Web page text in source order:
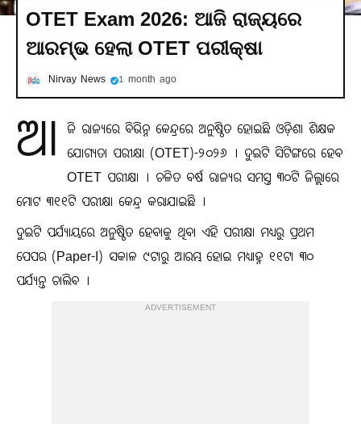
OTET Exam 2026: ଆଜି ରାଜ୍ୟରେ
ଆରମ୍ଭ ହେଲା OTET ପରୀକ୍ଷା
Nirvay News 1 month ago
ଆ
ଜି ରାଜ୍ୟରେ ବିଭିନ୍ନ କେନ୍ଦ୍ରରେ ଅନୁଷ୍ଠିତ ହୋଇଛି ଓଡ଼ିଶା ଶିକ୍ଷକ
ଯୋଗ୍ୟତା ପରୀକ୍ଷା (OTET)-୨୦୨୬ । ଦୁଇଟି ସିଟିଙ୍ଗରେ ହେବ
OTET ପରୀକ୍ଷା । ଚଳିତ ବର୍ଷ ରାଜ୍ୟର ସମସ୍ତ ୩୦ଟି ଜିଲ୍ଲାରେ
ମୋଟ ୩୧୧ଟି ପରୀକ୍ଷା କେନ୍ଦ୍ର କରାଯାଇଛି ।
ଦୁଇଟି ପର୍ଯ୍ୟାୟରେ ଅନୁଷ୍ଠିତ ହେବାକୁ ଥିବା ଏହି ପରୀକ୍ଷା ମଧ୍ୟରୁ ପ୍ରଥମ
ପେପର (Paper-I) ସକାଳ ୯ଟାରୁ ଆରମ୍ଭ ହୋଇ ମଧ୍ୟାହ୍ନ ୧୧ଟା ୩୦
ପର୍ଯ୍ୟନ୍ତ ଚାଲିବ ।
ADVERTISEMENT